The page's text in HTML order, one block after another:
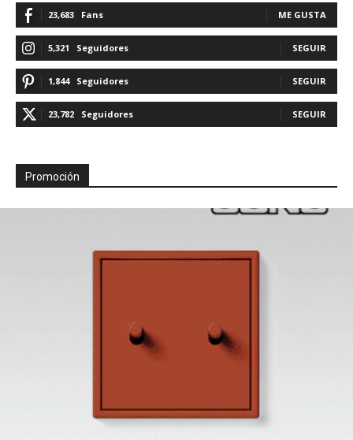
23,683 Fans ME GUSTA
5,321 Seguidores SEGUIR
1,844 Seguidores SEGUIR
23,782 Seguidores SEGUIR
Promoción